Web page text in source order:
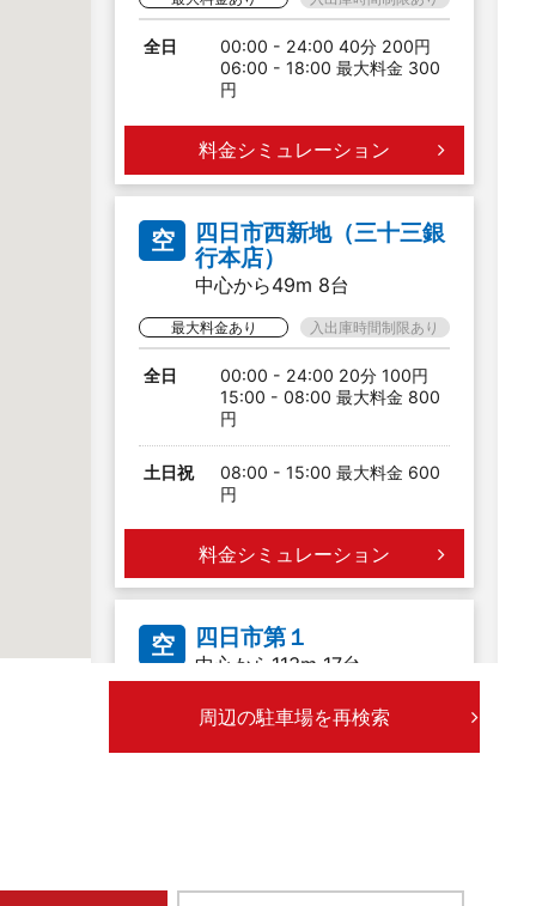
全日
00:00 - 24:00 40分 200円
06:00 - 18:00 最大料金 300
円
料金シミュレーション
空
四日市西新地（三十三銀
行本店）
中心から49m 8台
最大料金あり 入出庫時間制限あり
全日
00:00 - 24:00 20分 100円
15:00 - 08:00 最大料金 800
円
土日祝
08:00 - 15:00 最大料金 600
円
料金シミュレーション
空 四日市第１
中心から113m 17台
最大料金あり 入出庫時間制限あり
全日
00:00 - 24:00 40分 200円
料金シミュレーション
周辺の駐車場を再検索